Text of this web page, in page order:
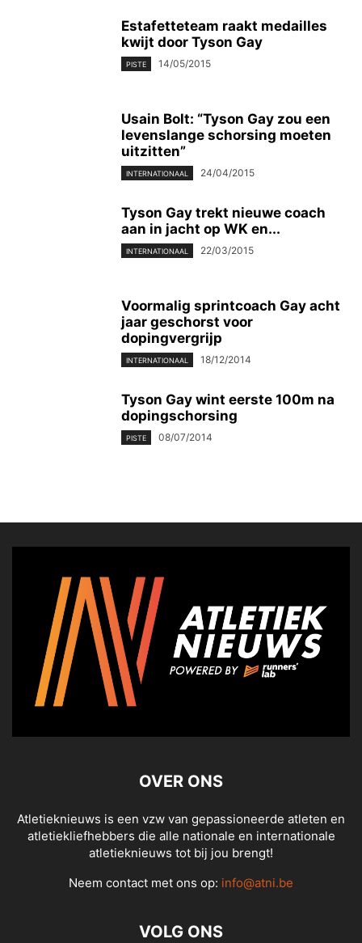
Estafetteteam raakt medailles
kwijt door Tyson Gay
PISTE 14/05/2015
Usain Bolt: “Tyson Gay zou een
levenslange schorsing moeten
uitzitten”
INTERNATIONAAL 24/04/2015
Tyson Gay trekt nieuwe coach
aan in jacht op WK en...
INTERNATIONAAL 22/03/2015
Voormalig sprintcoach Gay acht
jaar geschorst voor
dopingvergrijp
INTERNATIONAAL 18/12/2014
Tyson Gay wint eerste 100m na
dopingschorsing
PISTE 08/07/2014
OVER ONS
Atletieknieuws is een vzw van gepassioneerde atleten en
atletiekliefhebbers die alle nationale en internationale
atletieknieuws tot bij jou brengt!
Neem contact met ons op: info@atni.be
VOLG ONS